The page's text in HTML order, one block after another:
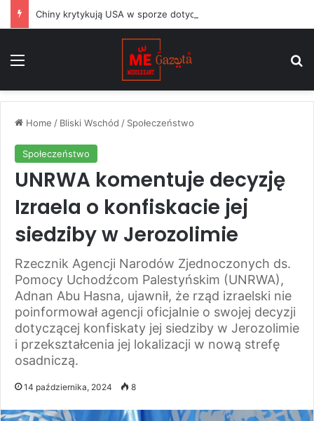
Home / Bliski Wschód / Społeczeństwo
Społeczeństwo
UNRWA komentuje decyzję
Izraela o konfiskacie jej
siedziby w Jerozolimie
Rzecznik Agencji Narodów Zjednoczonych ds.
Pomocy Uchodźcom Palestyńskim (UNRWA),
Adnan Abu Hasna, ujawnił, że rząd izraelski nie
poinformował agencji oficjalnie o swojej decyzji
dotyczącej konfiskaty jej siedziby w Jerozolimie
i przekształcenia jej lokalizacji w nową strefę
osadniczą.
14 października, 2024 8